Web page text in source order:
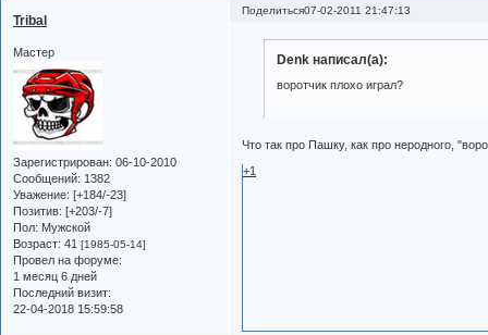
Поделиться07-02-2011 21:47:13
Tribal
Мастер
Зарегистрирован: 06-10-2010
Сообщений: 1382
Уважение: [+184/-23]
Позитив: [+203/-7]
Пол: Мужской
Возраст: 41 [1985-05-14]
Провел на форуме:
1 месяц 6 дней
Последний визит:
22-04-2018 15:59:58
Denk написал(а):
воротчик плохо играл?
Что так про Пашку, как про неродного,
+1